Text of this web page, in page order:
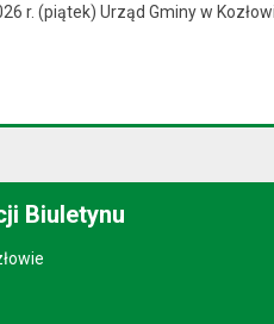
r. (piątek) Urząd Gminy w
Biuletynu